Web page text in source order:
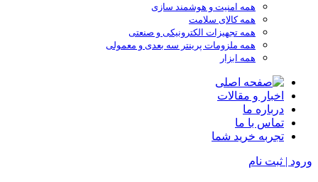
همه امنیت و هوشمند سازی
همه کالای سلامت
همه تجهیزات الکترونیکی و صنعتی
همه ملزومات پرینتر سه بعدی و معمولی
همه ابزار
اخبار و مقالات
درباره ما
تماس با ما
تجربه خرید شما
ورود | ثبت نام